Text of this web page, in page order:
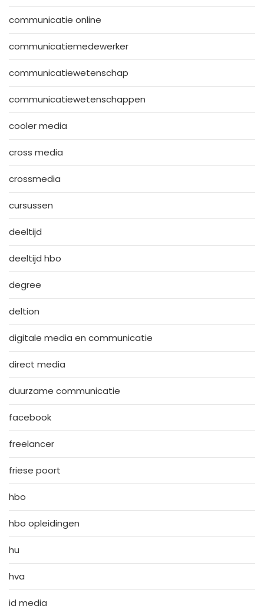
communicatie online
communicatiemedewerker
communicatiewetenschap
communicatiewetenschappen
cooler media
cross media
crossmedia
cursussen
deeltijd
deeltijd hbo
degree
deltion
digitale media en communicatie
direct media
duurzame communicatie
facebook
freelancer
friese poort
hbo
hbo opleidingen
hu
hva
id media